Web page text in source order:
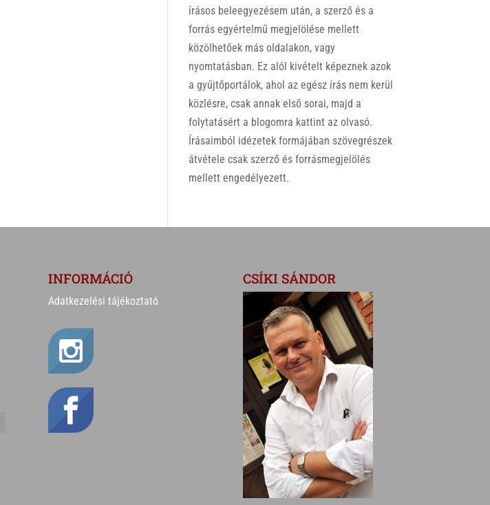
írásos beleegyezésem után, a szerző és a
forrás egyértelmű megjelölése mellett
közölhetőek más oldalakon, vagy
nyomtatásban. Ez alól kivételt képeznek azok
a gyűjtőportálok, ahol az egész írás nem kerül
közlésre, csak annak első sorai, majd a
folytatásért a blogomra kattint az olvasó.
Írásaimból idézetek formájában szövegrészek
átvétele csak szerző és forrásmegjelölés
mellett engedélyezett.
INFORMÁCIÓ
Adatkezelési tájékoztató
CSÍKI SÁNDOR